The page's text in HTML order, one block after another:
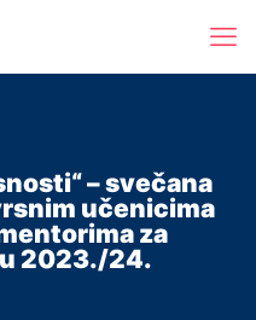
– svečana
učenicima
za
2023./24.